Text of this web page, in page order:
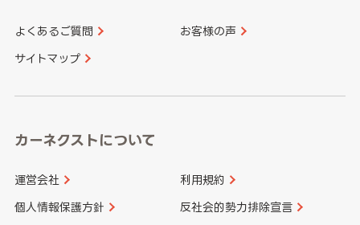
香川県 愛媛県
大分県 宮崎県
よくあるご質問 お客様の声
サイトマップ
カーネクストについて
運営会社 利用規約
個人情報保護方針 反社会的勢力排除宣言